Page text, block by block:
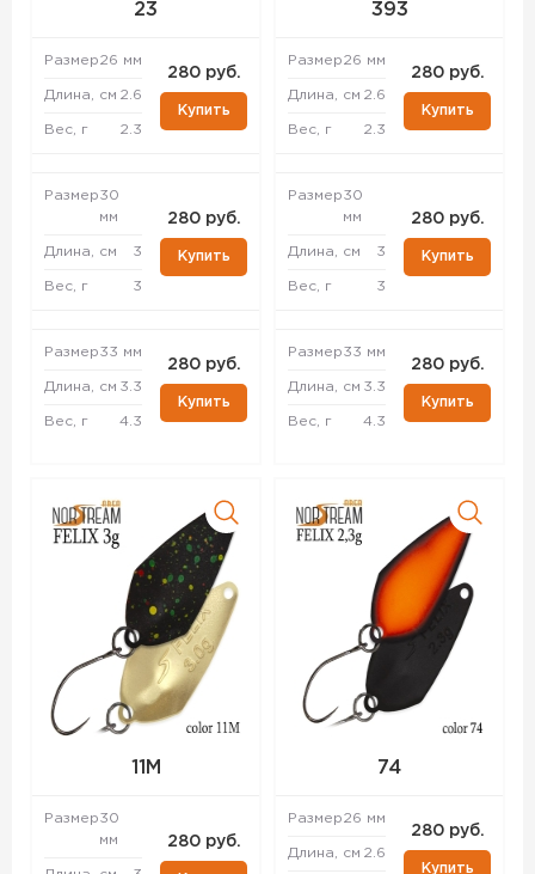
23
Размер26 мм
Длина, см 2.6
Вес, г 2.3
280 руб.
Купить
Размер30
мм
Длина, см 3
Вес, г 3
280 руб.
Купить
Размер33 мм
Длина, см 3.3
Вес, г 4.3
280 руб.
Купить
393
Размер26 мм
Длина, см 2.6
Вес, г 2.3
280 руб.
Купить
Размер30
мм
Длина, см 3
Вес, г 3
280 руб.
Купить
Размер33 мм
Длина, см 3.3
Вес, г 4.3
280 руб.
Купить
11M
Размер30
мм
280 руб.
74
Размер26 мм
Длина, см 2.6
280 руб.
Купить